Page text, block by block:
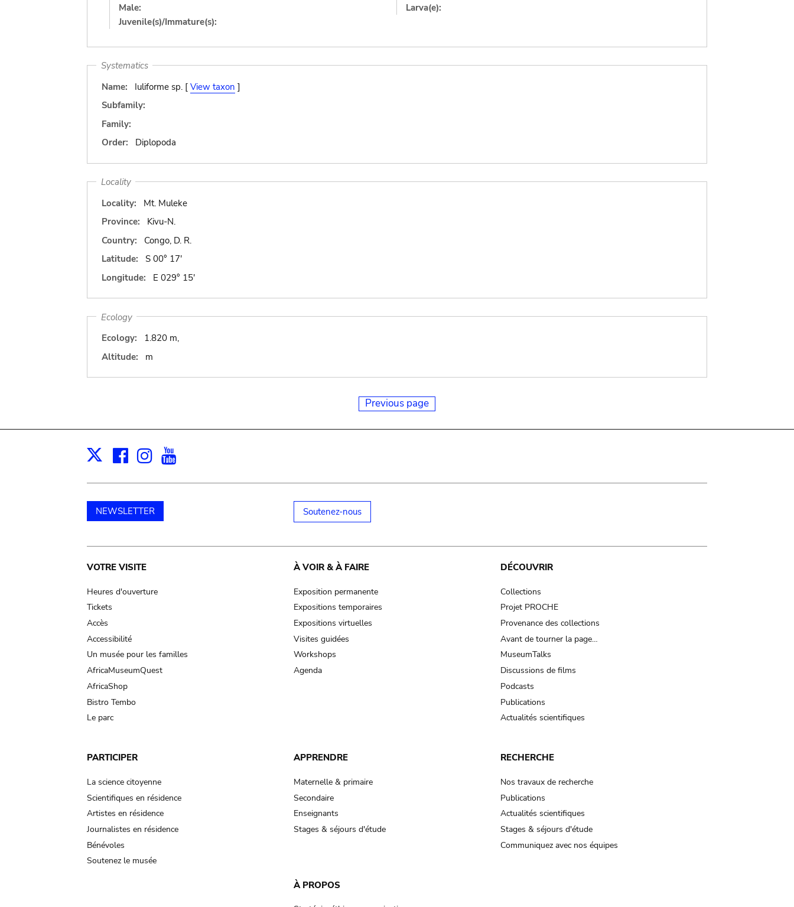
Male:
Juvenile(s)/Immature(s):
Larva(e):
Systematics
Name:
Iuliforme sp. [ View taxon ]
Subfamily:
Family:
Order:
Diplopoda
Locality
Locality:
Mt. Muleke
Province:
Kivu-N.
Country:
Congo, D. R.
Latitude:
S 00° 17'
Longitude:
E 029° 15'
Ecology
Ecology:
1.820 m,
Altitude:
m
Previous page
X Facebook
Instagram
NEWSLETTER Soutenez-nous
Main
navigation
VOTRE VISITE
Heures d'ouverture
Tickets
Accès
Accessibilité
Un musée pour les familles
AfricaMuseumQuest
AfricaShop
Bistro Tembo
Le parc
À VOIR & À FAIRE
Exposition permanente
Expositions temporaires
Expositions virtuelles
Visites guidées
Workshops
Agenda
DÉCOUVRIR
Collections
Projet PROCHE
Provenance des collections
Avant de tourner la page…
MuseumTalks
Discussions de films
Podcasts
Publications
Actualités scientifiques
PARTICIPER
La science citoyenne
Scientifiques en résidence
Artistes en résidence
Journalistes en résidence
Bénévoles
Soutenez le musée
APPRENDRE
Maternelle & primaire
Secondaire
Enseignants
Stages & séjours d'étude
RECHERCHE
Nos travaux de recherche
Publications
Actualités scientifiques
Stages & séjours d'étude
Communiquez avec nos équipes
À PROPOS